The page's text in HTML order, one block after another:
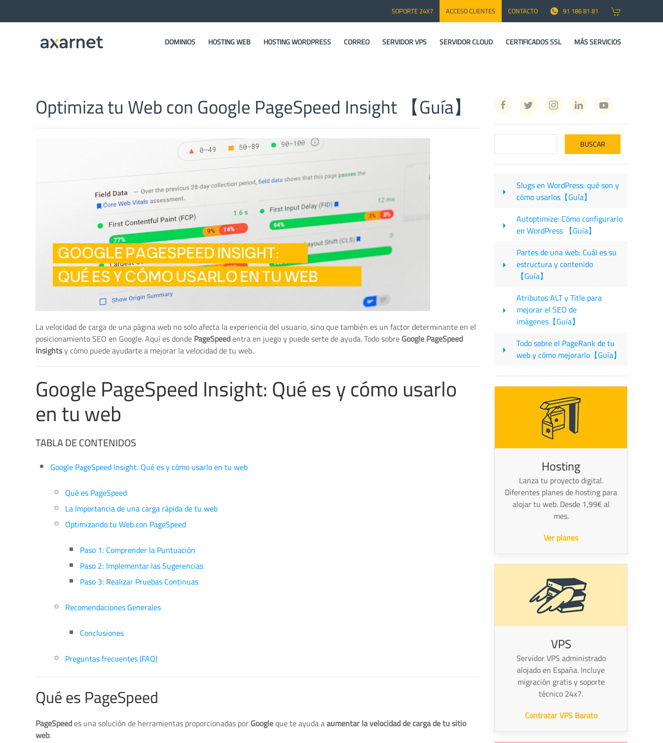
SOPORTE 24X7 ACCESO CLIENTES CONTACTO 91 186 81 81
DOMINIOS HOSTING WEB HOSTING WORDPRESS CORREO SERVIDOR VPS SERVIDOR CLOUD CERTIFICADOS SSL MÁS SERVICIOS
Optimiza tu Web con Google PageSpeed Insight 【Guía】
La velocidad de carga de una página web no solo afecta la experiencia del usuario, sino que también es un factor determinante en el
posicionamiento SEO en Google. Aquí es dondePageSpeedentra en juego y puede serte de ayuda. Todo sobreGoogle PageSpeed
Insightsy cómo puede ayudarte a mejorar la velocidad de tu web.
Google PageSpeed Insight: Qué es y cómo usarlo
en tu web
TABLA DE CONTENIDOS
Google PageSpeed Insight: Qué es y cómo usarlo en tu web
Qué es PageSpeed
La Importancia de una carga rápida de tu web
Optimizando tu Web con PageSpeed
Paso 1: Comprender la Puntuación
Paso 2: Implementar las Sugerencias
Paso 3: Realizar Pruebas Continuas
Recomendaciones Generales
Conclusiones
Preguntas frecuentes (FAQ)
Qué es PageSpeed
PageSpeedes una solución de herramientas proporcionadas porGoogleque te ayuda aaumentar la velocidad de carga de tu sitio
web.
Slugs en WordPress: qué son y
cómo usarlos【Guía】
Autoptimize: Cómo configurarlo
en WordPress 【Guía】
Partes de una web: Cuál es su
estructura y contenido
【Guía】
Atributos ALT y Title para
mejorar el SEO de
imágenes【Guía】
Todo sobre el PageRank de tu
web y cómo mejorarlo【Guía】
Hosting
Lanza tu proyecto digital.
Diferentes planes de hosting para
alojar tu web. Desde 1,99€ al
mes.
Ver planes
VPS
Servidor VPS administrado
alojado en España. Incluye
migración gratis y soporte
técnico 24x7.
Contratar VPS Barato